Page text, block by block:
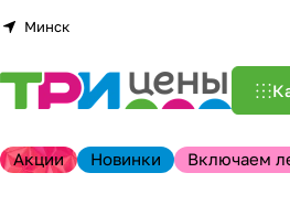
Минск
Акции Новинки Включаем